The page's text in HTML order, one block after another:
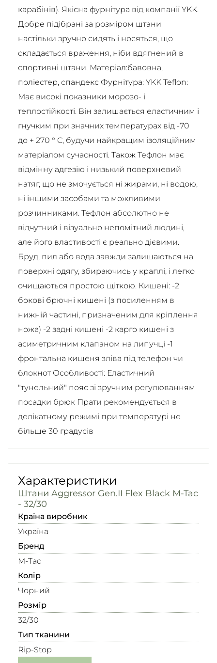
карабінів). Якісна фурнітура від компанії YKK.
Добре підібрані за розміром штани
настільки зручно сидять і носяться, що
складається враження, ніби вдягнений в
спортивні штани. Матеріал:бавовна,
поліестер, спандекс Фурнітура: YKK Teflon:
Має високі показники морозо- і
теплостійкості. Він залишається еластичним і
гнучким при значних температурах від -70
до + 270 ° C, будучи найкращим ізоляційним
матеріалом сучасності. Також Тефлон має
відмінну адгезію і низький поверхневий
натяг, що не змочується ні жирами, ні водою,
ні іншими засобами та можливими
розчинниками. Тефлон абсолютно не
відчутний і візуально непомітний людині,
але його властивості є реально дієвими.
Бруд, пил або вода завжди залишаються на
поверхні одягу, збираючись у краплі, і легко
очищаються простою щіткою. Кишені: -2
бокові брючні кишені (з посиленням в
нижній частині, призначеним для кріплення
ножа) -2 задні кишені -2 карго кишені з
асиметричним клапаном на липучці -1
фронтальна кишеня зліва під телефон чи
блокнот Особливості: Еластичний
"тунельний" пояс зі зручним регулюванням
посадки брюк Прати рекомендується в
делікатному режимі при температурі не
більше 30 градусів
Характеристики
Штани Aggressor Gen.II Flex Black M-Tac
- 32/30
Країна виробник
Україна
Бренд
M-Tac
Колір
Чорний
Розмір
32/30
Тип тканини
Rip-Stop